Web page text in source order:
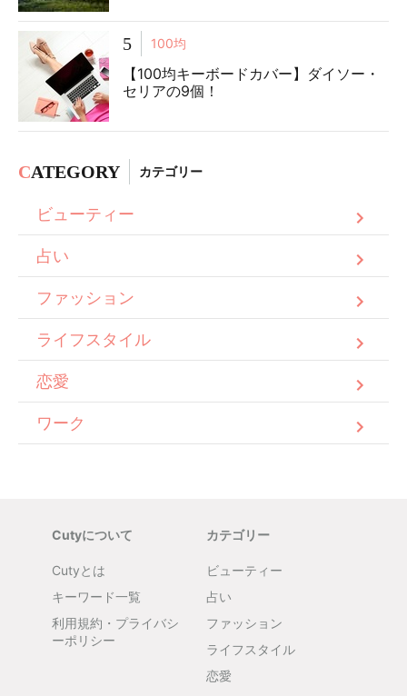
5 100均
【100均キーボードカバー】ダイソー・
セリアの9個！
CATEGORY カテゴリー
ビューティー
占い
ファッション
ライフスタイル
恋愛
ワーク
Cutyについて
Cutyとは
キーワード一覧
利用規約・プライバシ
ーポリシー
カテゴリー
ビューティー
占い
ファッション
ライフスタイル
恋愛